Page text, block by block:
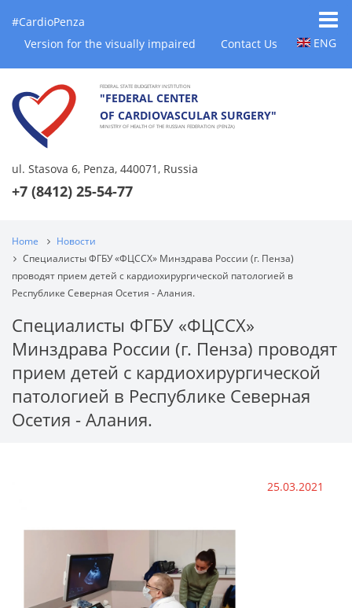
#CardioPenza
Version for the visually impaired
Contact Us ENG
FEDERAL STATE BUDGETARY INSTITUTION
"FEDERAL CENTER
OF CARDIOVASCULAR SURGERY"
MINISTRY OF HEALTH OF THE RUSSIAN FEDERATION (PENZA)
ul. Stasova 6, Penza, 440071, Russia
+7 (8412) 25-54-77
Home
Новости
Специалисты ФГБУ «ФЦССХ» Минздрава России (г. Пенза)
проводят прием детей с кардиохирургической патологией в
Республике Северная Осетия - Алания.
Специалисты ФГБУ «ФЦССХ»
Минздрава России (г. Пенза) проводят
прием детей с кардиохирургической
патологией в Республике Северная
Осетия - Алания.
25.03.2021